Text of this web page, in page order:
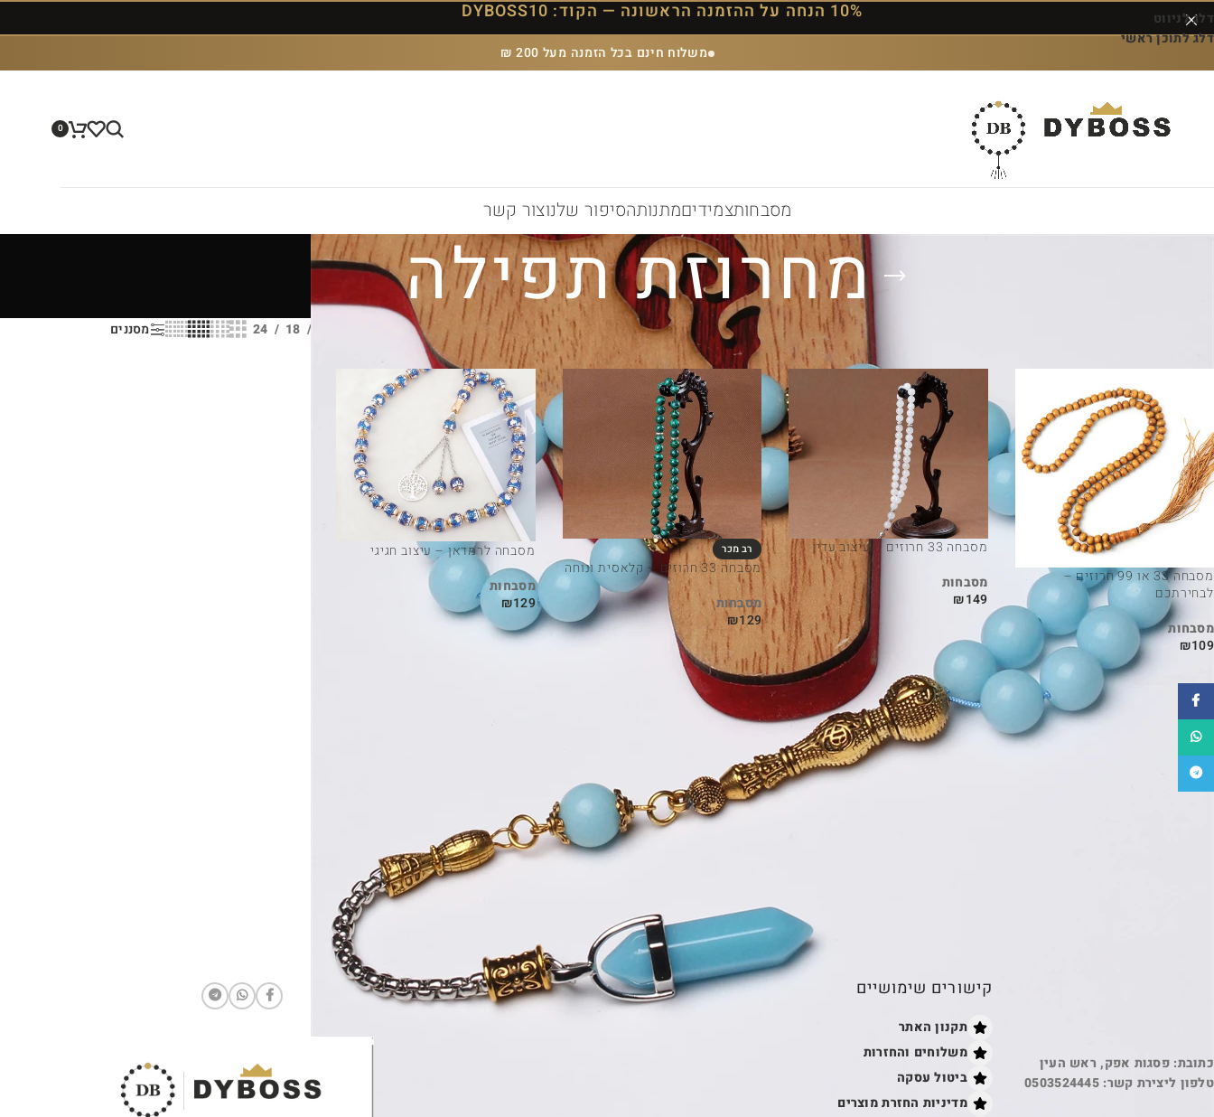
דלג לניווט
דלג לתוכן ראשי
10% הנחה על ההזמנה הראשונה — הקוד: DYBOSS10
משלוח חינם בכל הזמנה מעל 200 ₪
0
מסבחותצמידיםמתנותהסיפור שלנוצור קשר
מחרוזת תפילה
18
24 מסננים
מסבחה 33 או 99 חרוזים –
לבחירתכם
מסבחות
₪109
מסבחה 33 חרוזים – עיצוב עדין
מסבחות
₪149
מסבחה 33 חרוזים – קלאסית ונוחה
מסבחות
₪129
מסבחה לרמדאן – עיצוב חגיגי
מסבחות
₪129
כתובת: פסגות אפק, ראש העין
טלפון ליצירת קשר: 0503524445
קישורים שימושיים
תקנון האתר
משלוחים והחזרות
ביטול עסקה
מדיניות החזרת מוצרים